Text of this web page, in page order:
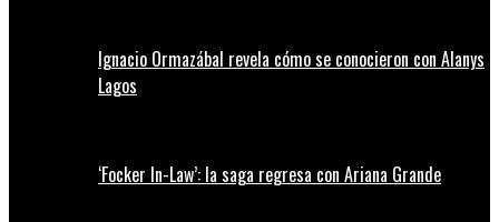
Ignacio Ormazábal revela cómo se conocieron con Alanys
Lagos
‘Focker In-Law’: la saga regresa con Ariana Grande